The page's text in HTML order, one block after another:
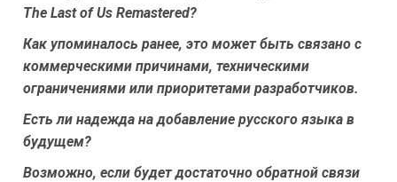
The Last of Us Remastered?
Как упоминалось ранее, это может быть связано с
коммерческими причинами, техническими
ограничениями или приоритетами разработчиков.
Есть ли надежда на добавление русского языка в
будущем?
Возможно, если будет достаточно обратной связи